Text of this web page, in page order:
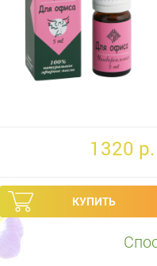
1320 p.